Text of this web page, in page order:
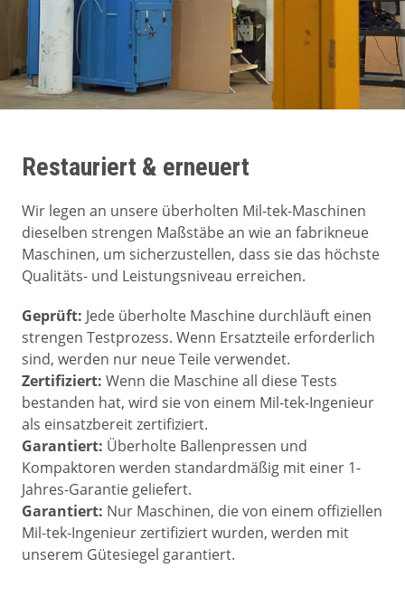
Restauriert & erneuert
Wir legen an unsere überholten Mil-tek-Maschinen
dieselben strengen Maßstäbe an wie an fabrikneue
Maschinen, um sicherzustellen, dass sie das höchste
Qualitäts- und Leistungsniveau erreichen.
Geprüft: Jede überholte Maschine durchläuft einen
strengen Testprozess. Wenn Ersatzteile erforderlich
sind, werden nur neue Teile verwendet.
Zertifiziert: Wenn die Maschine all diese Tests
bestanden hat, wird sie von einem Mil-tek-Ingenieur
als einsatzbereit zertifiziert.
Garantiert: Überholte Ballenpressen und
Kompaktoren werden standardmäßig mit einer 1-
Jahres-Garantie geliefert.
Garantiert: Nur Maschinen, die von einem offiziellen
Mil-tek-Ingenieur zertifiziert wurden, werden mit
unserem Gütesiegel garantiert.